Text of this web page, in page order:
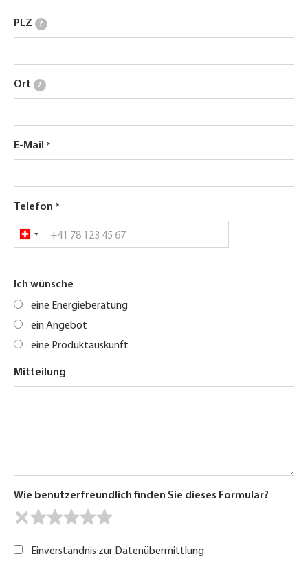
PLZ ?
Ort ?
E-Mail
Telefon
Ich wünsche
eine Energieberatung
ein Angebot
eine Produktauskunft
Mitteilung
Wie benutzerfreundlich finden Sie dieses Formular?
Einverständnis zur Datenübermittlung